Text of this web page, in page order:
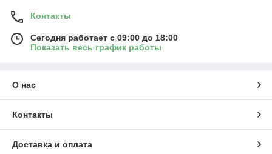
Контакты
Сегодня работает с 09:00 до 18:00
Показать весь график работы
О нас
Контакты
Доставка и оплата